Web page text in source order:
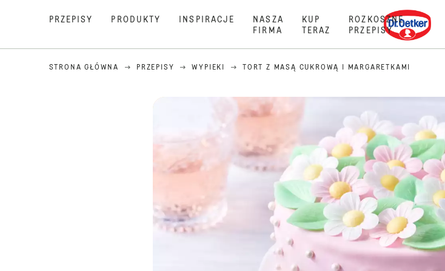
PRZEPISY PRODUKTY INSPIRACJE
NASZA
FIRMA
KUP
TERAZ
ROZKOSZNE
PRZEPISY
Dr. Oetker
STRONA GŁÓWNA PRZEPISY WYPIEKI TORT Z MASĄ CUKROWĄ I MARGARETKAMI